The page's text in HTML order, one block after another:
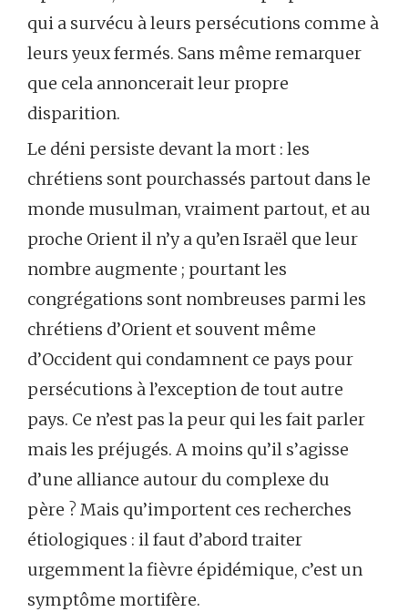
qui a survécu à leurs persécutions comme à
leurs yeux fermés. Sans même remarquer
que cela annoncerait leur propre
disparition.
Le déni persiste devant la mort : les
chrétiens sont pourchassés partout dans le
monde musulman, vraiment partout, et au
proche Orient il n’y a qu’en Israël que leur
nombre augmente ; pourtant les
congrégations sont nombreuses parmi les
chrétiens d’Orient et souvent même
d’Occident qui condamnent ce pays pour
persécutions à l’exception de tout autre
pays. Ce n’est pas la peur qui les fait parler
mais les préjugés. A moins qu’il s’agisse
d’une alliance autour du complexe du
père ? Mais qu’importent ces recherches
étiologiques : il faut d’abord traiter
urgemment la fièvre épidémique, c’est un
symptôme mortifère.